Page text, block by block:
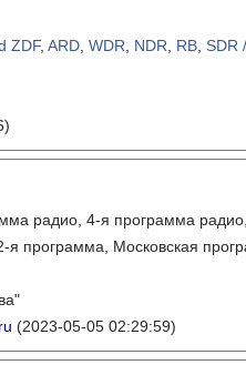
ZDF, ARD WDR NDR RB SDR
радио, 4-я программа
я программа, Московская
(2023-05-05 02:29:59)